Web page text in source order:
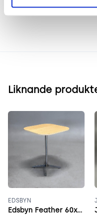
Inspiration &
Liknande
EDSBYN
Edsbyn Feather 60x60 cm ask